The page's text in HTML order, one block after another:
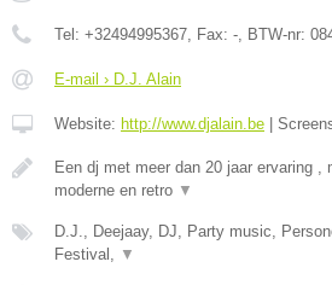
Tel: +32494995367, Fax: -, BTW-nr:
E-mail › D.J. Alain
Website: http://www.djalain.be
Een dj met meer dan 20 jaar ervaring ,
moderne en retro ▼
D.J., Deejaay, DJ, Party music,
Festival, ▼